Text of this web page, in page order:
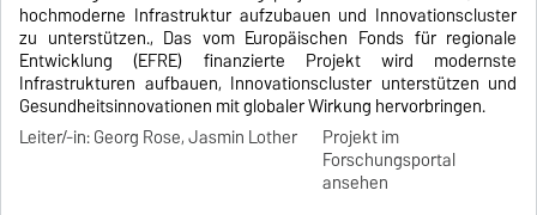
hochmoderne Infrastruktur aufzubauen und Innovationscluster
zu unterstützen., Das vom Europäischen Fonds für regionale
Entwicklung (EFRE) finanzierte Projekt wird modernste
Infrastrukturen aufbauen, Innovationscluster unterstützen und
Gesundheitsinnovationen mit globaler Wirkung hervorbringen.
Leiter/-in: Georg Rose, Jasmin Lother
Projekt im
Forschungsportal
ansehen